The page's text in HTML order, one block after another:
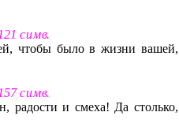
с и м в.
чтобы было в жизни вашей,
с и м в.
радости и смеха! Да столько,